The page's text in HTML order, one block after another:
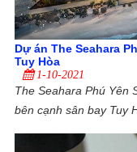
Dự án The Seahara
Tuy Hòa
1-10-2021
The Seahara Phú Yên
bên cạnh sân bay Tuy